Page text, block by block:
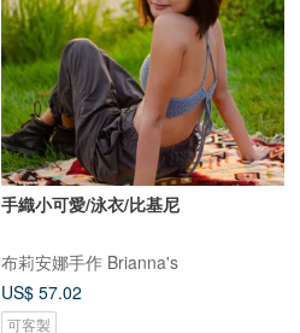
手織小可愛/泳衣/比基尼
布莉安娜手作 Brianna's
US$ 57.02
可客製